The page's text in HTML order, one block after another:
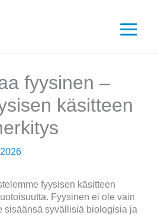
fyysinen –
käsitteen
fyysisen käsitteen
Fyysinen ei ole vain
sisäänsä syvällisiä biologisia ja